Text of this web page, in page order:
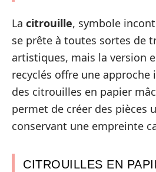
La citrouille, symbole
se prête à toutes sortes de
artistiques, mais la version
recyclés offre une approche
des citrouilles en papier
permet de créer des pièces
conservant une empreinte
CITROUILLES EN